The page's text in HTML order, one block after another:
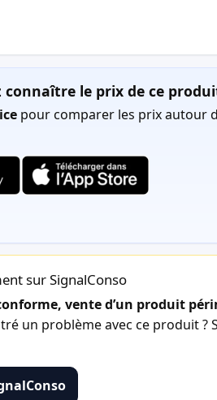
connaître le prix de ce
pour comparer les prix autour
sur SignalConso
vente d’un produit
un problème avec ce produit ?